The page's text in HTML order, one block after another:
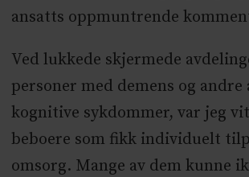
ansatts oppmuntrende
Ved lukkede skjermede
personer med demens og andre
kognitive sykdommer, var jeg
beboere som fikk individuelt
omsorg. Mange av dem kunne